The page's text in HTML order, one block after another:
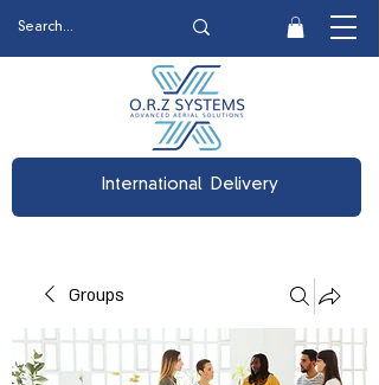
International Delivery
Groups